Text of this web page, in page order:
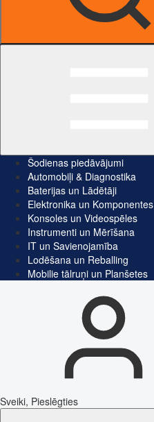
Šodienas piedāvājumi
Automobiļi & Diagnostika
Baterijas un Lādētāji
Elektronika un Komponentes
Konsoles un Videospēles
Instrumenti un Mērīšana
IT un Savienojamība
Lodēšana un Reballing
Mobilie tālruņi un Planšetes
Sveiki, Pieslēgties